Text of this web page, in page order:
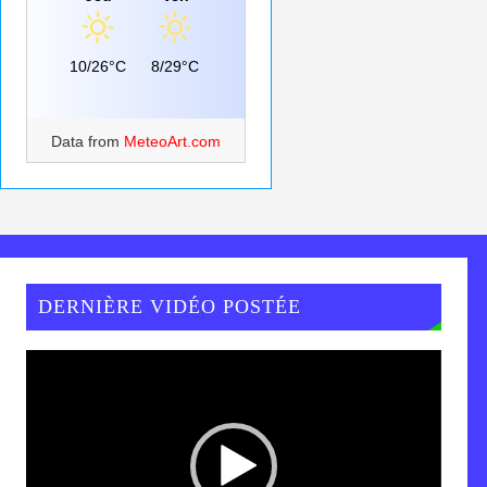
10/26°C 8/29°C
Data from MeteoArt.com
DERNIÈRE VIDÉO POSTÉE